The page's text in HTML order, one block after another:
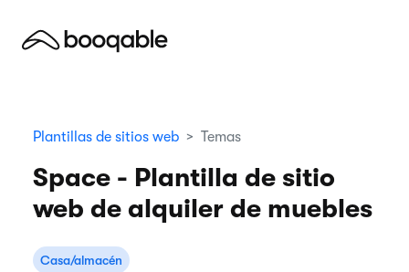
Plantillas de sitios web Temas
Space - Plantilla de sitio
web de alquiler de muebles
Casa/almacén